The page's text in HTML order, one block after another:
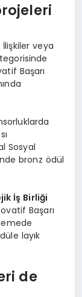
veya
Başarı
Sosyal
bronz ödül
İş Birliği
Başarı
layık
de